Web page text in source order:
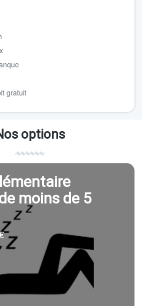
gratuit
options
moins de 5